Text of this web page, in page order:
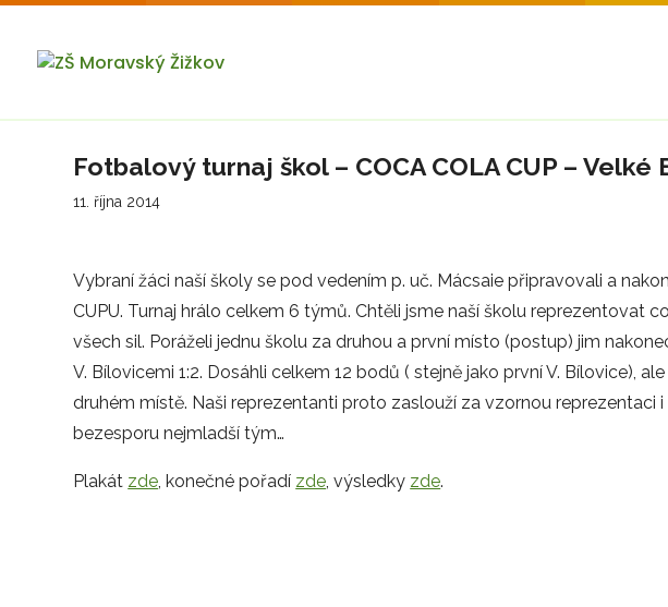
Fotbalový turnaj škol – COCA COLA CUP – Velké
11. října 2014
Vybraní žáci naší školy se pod vedením p. uč. Mácsaie připravovali a
CUPU. Turnaj hrálo celkem 6 týmů. Chtěli jsme naší školu reprezentovat
všech sil. Poráželi jednu školu za druhou a první místo (postup) jim
V. Bílovicemi 1:2. Dosáhli celkem 12 bodů ( stejně jako první V. Bílovice),
druhém místě. Naši reprezentanti proto zaslouží za vzornou reprezentaci
bezesporu nejmladší tým…
Plakát zde, konečné pořadí zde, výsledky zde.